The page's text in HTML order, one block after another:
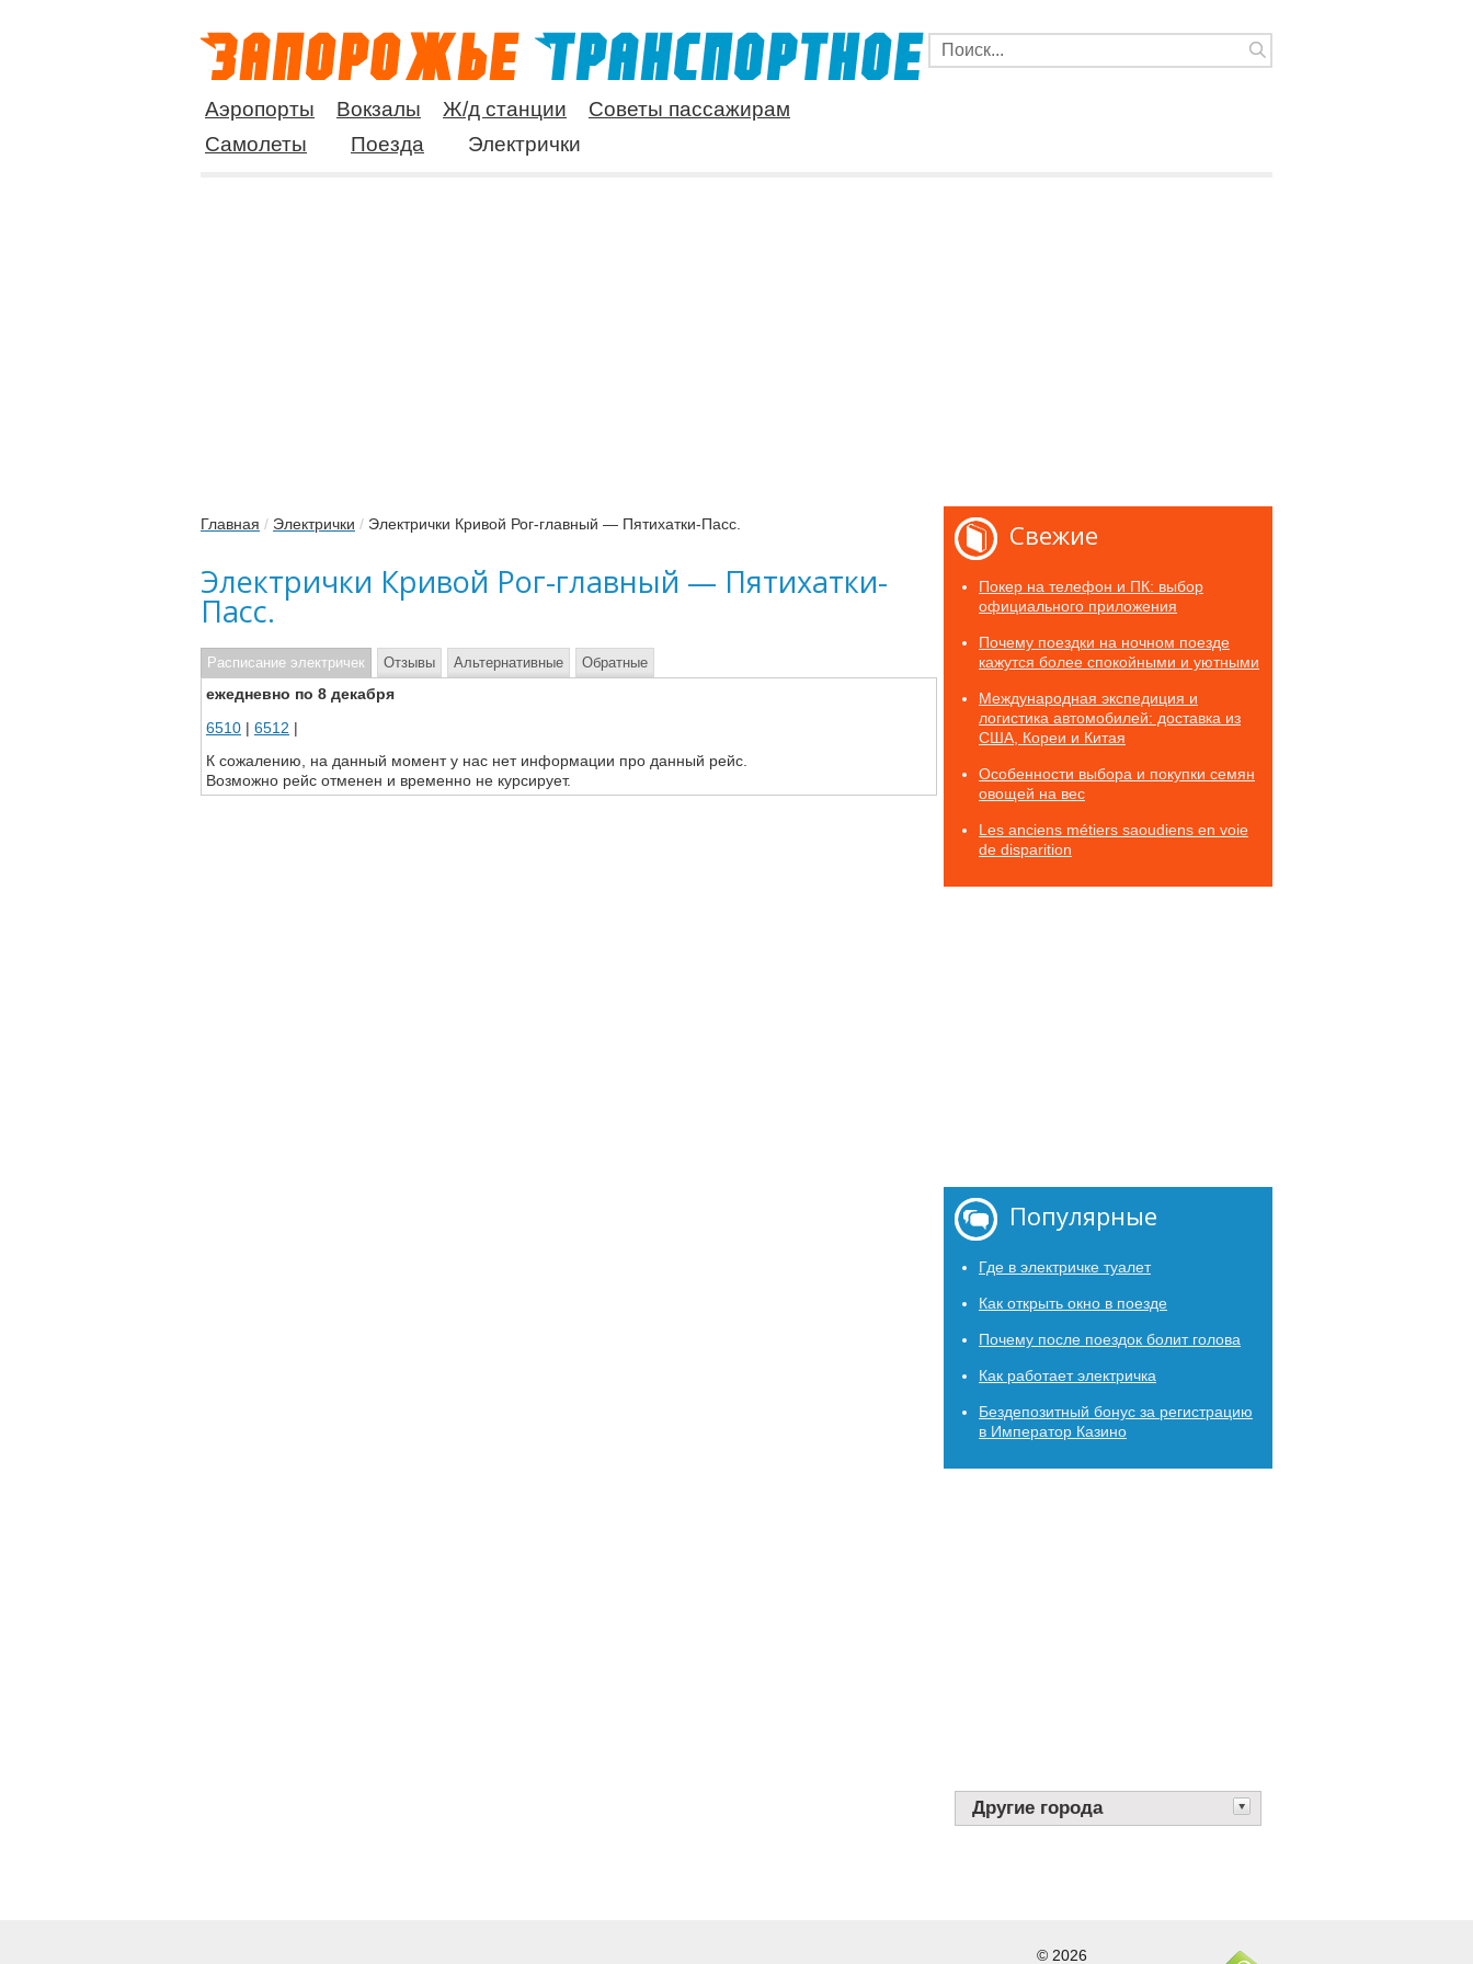
Аэропорты Вокзалы Ж/д станции
Советы пассажирам
Самолеты
Поезда Электрички
Главная / Электрички / Электрички Кривой Рог-главный — Пятихатки-Пасс.
Электрички Кривой Рог-главный — Пятихатки-
Пасс.
Расписание электричек
ежедневно по 8 декабря
6510 | 6512 |
К сожалению, на данный момент у нас нет информации про данный рейс.
Возможно рейс отменен и временно не курсирует.
Отзывы Альтернативные Обратные
Свежие
Покер на телефон и ПК: выбор
официального приложения
Почему поездки на ночном поезде
кажутся более спокойными и уютными
Международная экспедиция и
логистика автомобилей: доставка из
США, Кореи и Китая
Особенности выбора и покупки семян
овощей на вес
Les anciens métiers saoudiens en voie
de disparition
Популярные
Где в электричке туалет
Как открыть окно в поезде
Почему после поездок болит голова
Как работает электричка
Бездепозитный бонус за регистрацию
в Император Казино
Другие города
© 2026